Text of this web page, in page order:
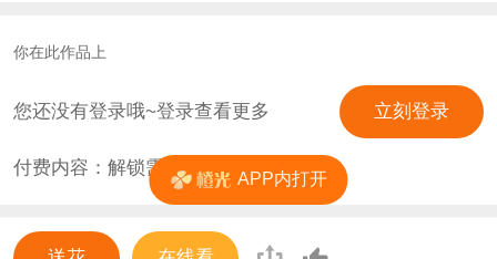
你在此作品上
您还没有登录哦~登录查看更多 立刻登录
付费内容：解锁需 27 花
APP内打开